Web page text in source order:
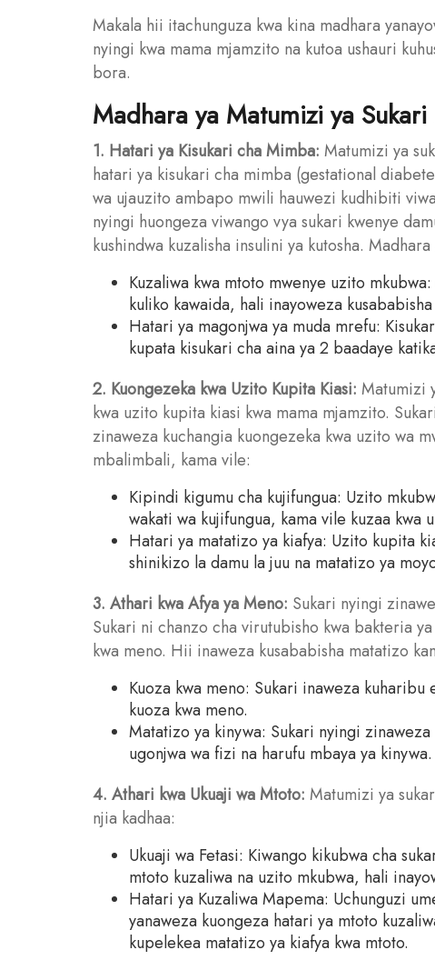
Makala hii itachunguza kwa kina madhara
nyingi kwa mama mjamzito na kutoa ushauri
bora.
Madhara ya Matumizi ya
1. Hatari ya Kisukari cha Mimba: Matumizi ya
hatari ya kisukari cha mimba (gestational
wa ujauzito ambapo mwili hauwezi kudhibiti
nyingi huongeza viwango vya sukari kwenye
kushindwa kuzalisha insulini ya kutosha.
Kuzaliwa kwa mtoto mwenye uzito
kuliko kawaida, hali inayoweza
Hatari ya magonjwa ya muda mrefu:
kupata kisukari cha aina ya 2 baadaye
2. Kuongezeka kwa Uzito Kupita Kiasi: Matumizi
kwa uzito kupita kiasi kwa mama mjamzito.
zinaweza kuchangia kuongezeka kwa uzito wa
mbalimbali, kama vile:
Kipindi kigumu cha kujifungua: Uzito
wakati wa kujifungua, kama vile kuzaa kwa
Hatari ya matatizo ya kiafya: Uzito kupita
shinikizo la damu la juu na matatizo ya
3. Athari kwa Afya ya Meno: Sukari nyingi
Sukari ni chanzo cha virutubisho kwa bakteria
kwa meno. Hii inaweza kusababisha matatizo
Kuoza kwa meno: Sukari inaweza
kuoza kwa meno.
Matatizo ya kinywa: Sukari nyingi
ugonjwa wa fizi na harufu mbaya ya kinywa.
4. Athari kwa Ukuaji wa Mtoto: Matumizi ya
njia kadhaa:
Ukuaji wa Fetasi: Kiwango kikubwa cha
mtoto kuzaliwa na uzito mkubwa, hali
Hatari ya Kuzaliwa Mapema: Uchunguzi
yanaweza kuongeza hatari ya mtoto
kupelekea matatizo ya kiafya kwa mtoto.